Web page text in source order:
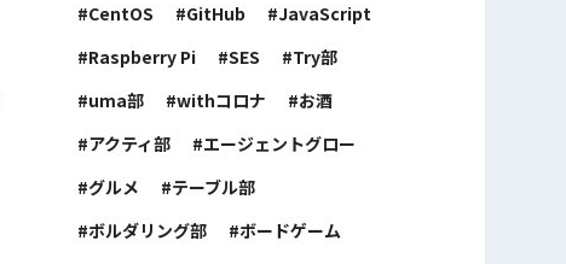
CentOS
GitHub
JavaScript
Raspberry Pi
SES
Try部
uma部
withコロナ
お酒
アクティ部
エージェントグロー
グルメ
テーブル部
ボルダリング部
ボードゲーム